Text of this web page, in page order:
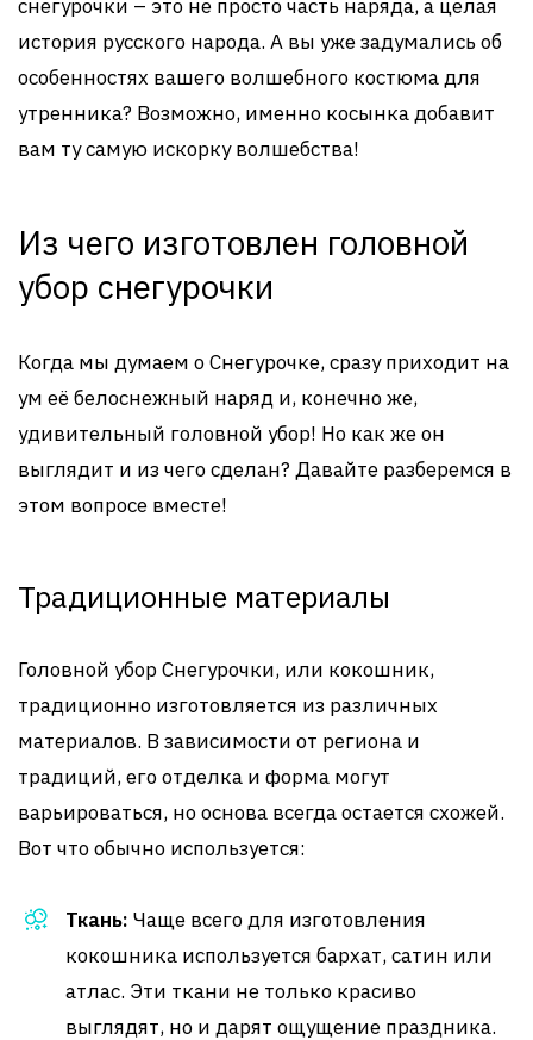
снегурочки – это не просто часть наряда, а целая
история русского народа. А вы уже задумались об
особенностях вашего волшебного костюма для
утренника? Возможно, именно косынка добавит
вам ту самую искорку волшебства!
Из чего изготовлен головной
убор снегурочки
Когда мы думаем о Снегурочке, сразу приходит на
ум её белоснежный наряд и, конечно же,
удивительный головной убор! Но как же он
выглядит и из чего сделан? Давайте разберемся в
этом вопросе вместе!
Традиционные материалы
Головной убор Снегурочки, или кокошник,
традиционно изготовляется из различных
материалов. В зависимости от региона и
традиций, его отделка и форма могут
варьироваться, но основа всегда остается схожей.
Вот что обычно используется:
Ткань: Чаще всего для изготовления
кокошника используется бархат, сатин или
атлас. Эти ткани не только красиво
выглядят, но и дарят ощущение праздника.